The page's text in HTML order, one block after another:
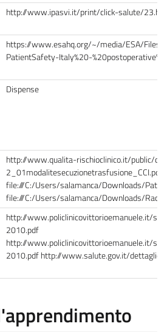
http://www.ipasvi.it/print/click-salute/
https://www.esahq.org/~/media/ESA/
PatientSafety-Italy%20-
Dispense
http://www.qualita-rischioclinico.it/public/
2_01modalitesecuzionetrasfusione_CCI.pdf
file:///C:/Users/salamanca/Downloads/
file:///C:/Users/salamanca/Downloads/
http://www.policlinicovittorioemanuele.it/
2010.pdf
http://www.policlinicovittorioemanuele.it/
2010.pdf http://www.salute.gov.it/